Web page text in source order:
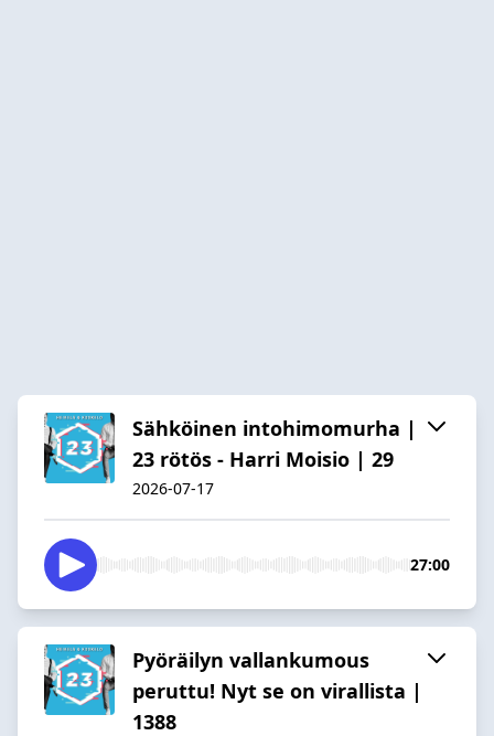
Sähköinen intohimomurha |
23 rötös - Harri Moisio | 29
2026-07-17
27:00
Pyöräilyn vallankumous
peruttu! Nyt se on virallista |
1388